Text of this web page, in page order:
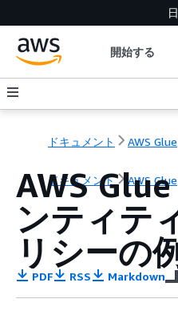
開始する
ドキュメント AWS Glue
ドキュメント AWS Glue
AWS
ンティテ
リシーの
PDF RSS Markdown